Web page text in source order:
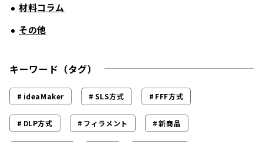
材料コラム
その他
キーワード（タグ）
ideaMaker SLS方式 FFF方式
DLP方式 フィラメント 新商品